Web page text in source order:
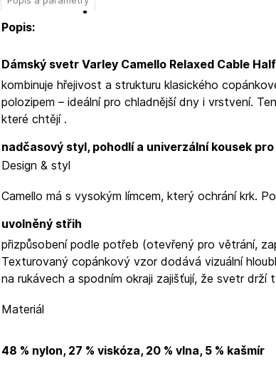
Popis:
Dámský svetr Varley Camello Relaxed Cable
kombinuje hřejivost a strukturu klasického
polozipem – ideální pro chladnější dny i vrstvení.
které chtějí
nadčasový styl, pohodlí a univerzální kousek
.
Design & styl
Camello má
uvolněný střih
s vysokým límcem, který ochrání krk.
přizpůsobení podle potřeb (otevřený pro větrání,
Texturovaný copánkový vzor dodává vizuální
na rukávech a spodním okraji zajišťují, že svetr drží
Materiál
48 % nylon, 27 % viskóza, 20 % vlna, 5 % kašmír